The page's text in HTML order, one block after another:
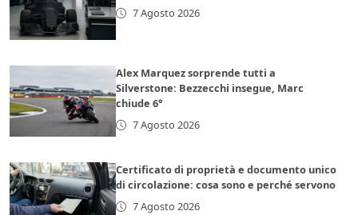
7 Agosto 2026
Alex Marquez sorprende tutti a
Silverstone: Bezzecchi insegue, Marc
chiude 6°
7 Agosto 2026
Certificato di proprietà e documento unico
di circolazione: cosa sono e perché servono
7 Agosto 2026